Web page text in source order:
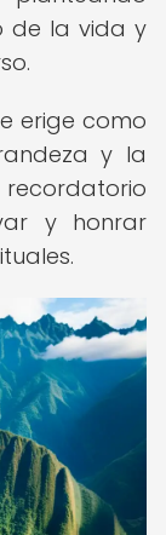
de la vida y
erige como
y la
y honrar